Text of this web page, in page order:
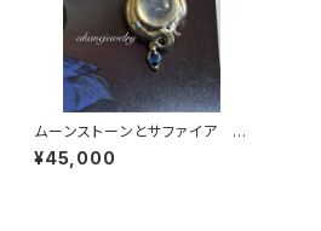
ムーンストーンとサファイア ボ
ールパイソンのネックレス
¥45,000